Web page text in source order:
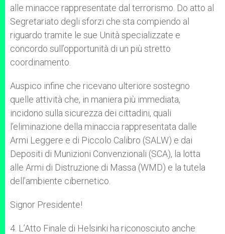
alle minacce rappresentate dal terrorismo. Do atto al
Segretariato degli sforzi che sta compiendo al
riguardo tramite le sue Unità specializzate e
concordo sull’opportunità di un più stretto
coordinamento.
Auspico infine che ricevano ulteriore sostegno
quelle attività che, in maniera più immediata,
incidono sulla sicurezza dei cittadini, quali
l’eliminazione della minaccia rappresentata dalle
Armi Leggere e di Piccolo Calibro (SALW) e dai
Depositi di Munizioni Convenzionali (SCA), la lotta
alle Armi di Distruzione di Massa (WMD) e la tutela
dell’ambiente cibernetico.
Signor Presidente!
4. L’Atto Finale di Helsinki ha riconosciuto anche